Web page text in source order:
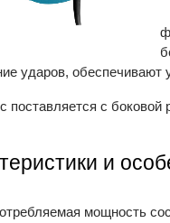
ударов,
с боковой
и
мощность